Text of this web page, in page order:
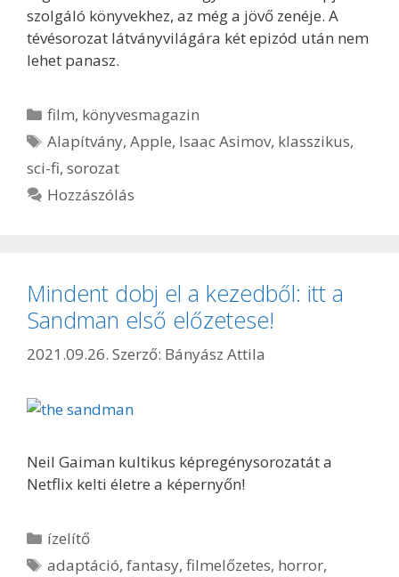
szolgáló könyvekhez, az még a jövő zenéje. A
tévésorozat látványvilágára két epizód után nem
lehet panasz.
Kategória
film, könyvesmagazin
Címkék
Alapítvány,Apple, Isaac Asimov, klasszikus,
sci-fi, sorozat
Hozzászólás
Mindent dobj el a kezedből: itt a
Sandman első előzetese!
2021.09.26. Szerző: Bányász Attila
Neil Gaiman kultikus képregénysorozatát a
Netflix kelti életre a képernyőn!
Kategória
ízelítő
Címkék
adaptáció,fantasy,filmelőzetes, horror,